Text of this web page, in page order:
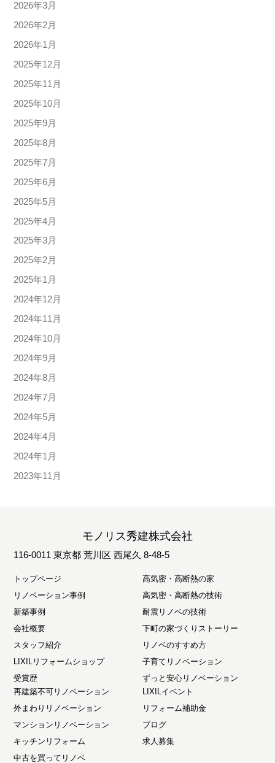
2026年3月
2026年2月
2026年1月
2025年12月
2025年11月
2025年10月
2025年9月
2025年8月
2025年7月
2025年6月
2025年5月
2025年4月
2025年3月
2025年2月
2025年1月
2024年12月
2024年11月
2024年10月
2024年9月
2024年8月
2024年7月
2024年5月
2024年4月
2024年1月
2023年11月
モノリス秀建株式会社
116-0011 東京都 荒川区 西尾久 8-48-5
トップページ
リノベーション事例
新築事例
会社概要
スタッフ紹介
LIXILリフォームショップ
受賞歴
高気密・高断熱の家
高気密・高断熱の技術
耐震リノベの技術
下町の家づくりストーリー
リノベのすすめ方
子育てリノベーション
ずっと安心リノベーション
再建築不可リノベーション
外まわりリノベーション
マンションリノベーション
キッチンリフォーム
中古を買ってリノベ
LIXILイベント
リフォーム補助金
ブログ
求人募集